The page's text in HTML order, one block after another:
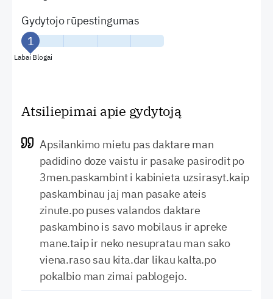
Gydytojo rūpestingumas
Labai Blogai
Atsiliepimai apie gydytoją
Apsilankimo mietu pas daktare man
padidino doze vaistu ir pasake pasirodit po
3men.paskambint i kabinieta uzsirasyt.kaip
paskambinau jaj man pasake ateis
zinute.po puses valandos daktare
paskambino is savo mobilaus ir apreke
mane.taip ir neko nesupratau man sako
viena.raso sau kita.dar likau kalta.po
pokalbio man zimai pablogejo.